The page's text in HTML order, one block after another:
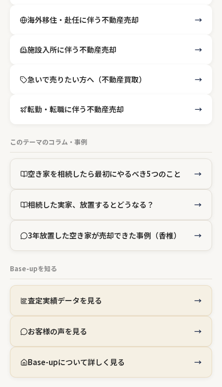
海外移住・赴任に伴う不動産売却
施設入所に伴う不動産売却
急いで売りたい方へ（不動産買取）
転勤・転職に伴う不動産売却
このテーマのコラム・事例
空き家を相続したら最初にやるべき5つのこと
相続した実家、放置するとどうなる？
3年放置した空き家が売却できた事例（香椎）
Base-upを知る
査定実績データを見る
お客様の声を見る
Base-upについて詳しく見る